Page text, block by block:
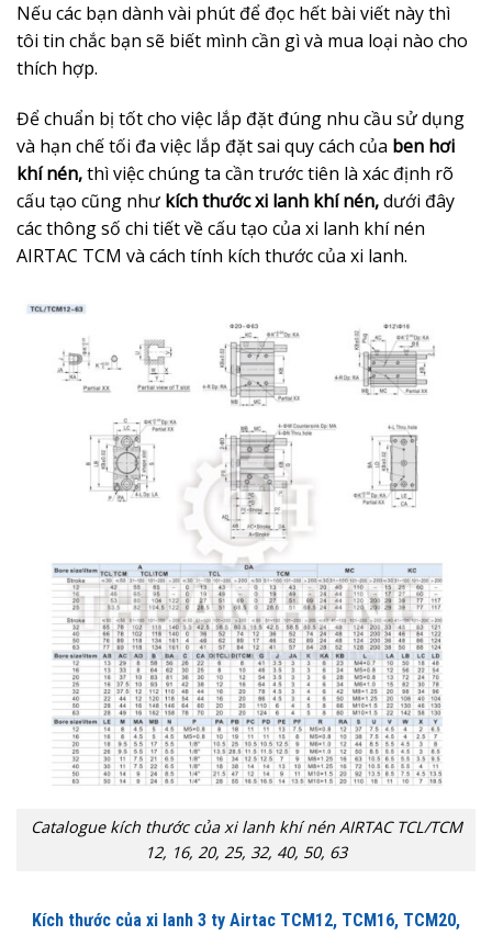
Nếu các bạn dành vài phút để đọc hết bài viết này thì
tôi tin chắc bạn sẽ biết mình cần gì và mua loại nào cho
thích hợp.
Để chuẩn bị tốt cho việc lắp đặt đúng nhu cầu sử dụng
và hạn chế tối đa việc lắp đặt sai quy cách của ben hơi
khí nén,thì việc chúng ta cần trước tiên là xác định rõ
cấu tạo cũng như kích thước xi lanh khí nén,dưới đây
các thông số chi tiết về cấu tạo của xi lanh khí nén
AIRTAC TCM và cách tính kích thước của xi lanh.
Catalogue kích thước của xi lanh khí nén AIRTAC TCL/TCM
12, 16, 20, 25, 32, 40, 50, 63
Kích thước của xi lanh 3 ty Airtac TCM12, TCM16, TCM20,